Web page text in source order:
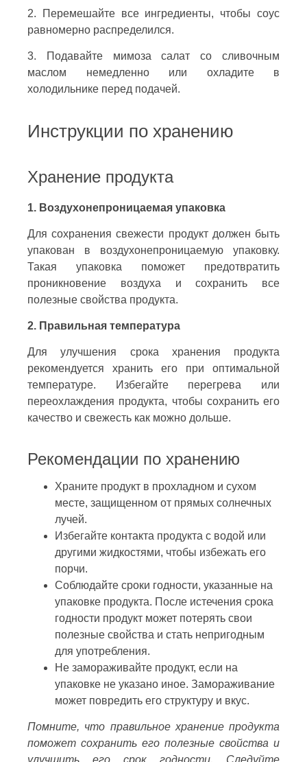
2. Перемешайте все ингредиенты, чтобы соус
равномерно распределился.
3. Подавайте мимоза салат со сливочным
маслом немедленно или охладите в
холодильнике перед подачей.
Инструкции по хранению
Хранение продукта
1. Воздухонепроницаемая упаковка
Для сохранения свежести продукт должен быть
упакован в воздухонепроницаемую упаковку.
Такая упаковка поможет предотвратить
проникновение воздуха и сохранить все
полезные свойства продукта.
2. Правильная температура
Для улучшения срока хранения продукта
рекомендуется хранить его при оптимальной
температуре. Избегайте перегрева или
переохлаждения продукта, чтобы сохранить его
качество и свежесть как можно дольше.
Рекомендации по хранению
Храните продукт в прохладном и сухом
месте, защищенном от прямых солнечных
лучей.
Избегайте контакта продукта с водой или
другими жидкостями, чтобы избежать его
порчи.
Соблюдайте сроки годности, указанные на
упаковке продукта. После истечения срока
годности продукт может потерять свои
полезные свойства и стать непригодным
для употребления.
Не замораживайте продукт, если на
упаковке не указано иное. Замораживание
может повредить его структуру и вкус.
Помните, что правильное хранение продукта
поможет сохранить его полезные свойства и
улучшить его срок годности. Следуйте